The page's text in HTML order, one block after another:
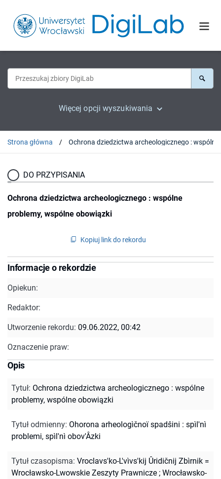
Więcej opcji wyszukiwania
Strona główna
DO PRZYPISANIA
Ochrona dziedzictwa archeologicznego : wspólne
problemy, wspólne obowiązki
Kopiuj link do rekordu
Informacje o rekordzie
Opiekun:
Redaktor:
Utworzenie rekordu: 09.06.2022, 00:42
Oznaczenie praw:
Opis
Tytuł: Ochrona dziedzictwa archeologicznego : wspólne
problemy, wspólne obowiązki
Tytuł odmienny: Ohorona arheologìčnoï spadŝini : spìl'nì
problemi, spìl'nì obov'Âzki
Tytuł czasopisma: Vroclavs'ko-L'vìvs'kij Ûridičnij Zbìrnik =
Wrocławsko-Lwowskie Zeszyty Prawnicze ; Wrocławsko-